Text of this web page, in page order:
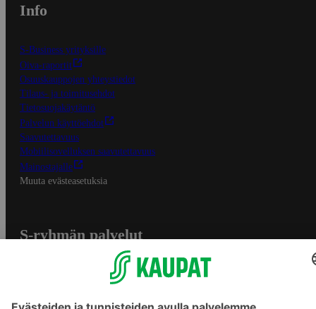
Info
S-Business yrityksille
Oiva-raportit
Osuuskauppojen yhteystiedot
Tilaus- ja toimitusehdot
Tietosuojakäytäntö
Palvelun käyttöehdot
Saavutettavuus
Mobiilisovelluksen saavutettavuus
Mainostajalle
Muuta evästeasetuksia
S-ryhmän palvelut